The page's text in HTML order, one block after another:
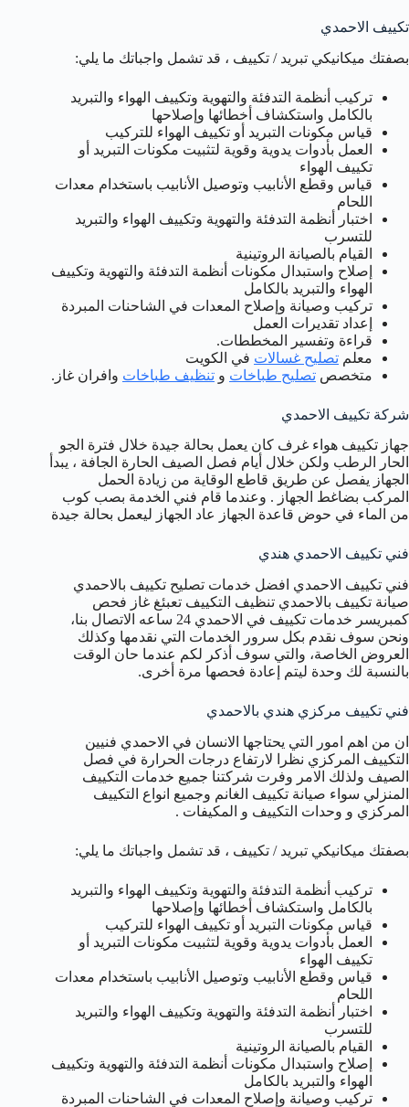
تكييف الاحمدي
بصفتك ميكانيكي تبريد / تكييف ، قد تشمل واجباتك ما يلي:
تركيب أنظمة التدفئة والتهوية وتكييف الهواء والتبريد
بالكامل واستكشاف أخطائها وإصلاحها
قياس مكونات التبريد أو تكييف الهواء للتركيب
العمل بأدوات يدوية وقوية لتثبيت مكونات التبريد أو
تكييف الهواء
قياس وقطع الأنابيب وتوصيل الأنابيب باستخدام معدات
اللحام
اختبار أنظمة التدفئة والتهوية وتكييف الهواء والتبريد
للتسرب
القيام بالصيانة الروتينية
إصلاح واستبدال مكونات أنظمة التدفئة والتهوية وتكييف
الهواء والتبريد بالكامل
تركيب وصيانة وإصلاح المعدات في الشاحنات المبردة
إعداد تقديرات العمل
قراءة وتفسير المخططات.
معلم تصليح غسالات في الكويت
متخصص تصليح طباخات و تنظيف طباخات وافران غاز.
شركة تكييف الاحمدي
جهاز تكييف هواء غرف كان يعمل بحالة جيدة خلال فترة الجو
الحار الرطب ولكن خلال أيام فصل الصيف الحارة الجافة ، يبدأ
الجهاز يفصل عن طريق قاطع الوقاية من زيادة الحمل
المركب بضاغط الجهاز . وعندما قام فني الخدمة بصب كوب
من الماء في حوض قاعدة الجهاز عاد الجهاز ليعمل بحالة جيدة
فني تكييف الاحمدي هندي
فني تكييف الاحمدي افضل خدمات تصليح تكييف بالاحمدي
صيانة تكييف بالاحمدي تنظيف التكييف تعبئغ غاز فحص
كمبريسر خدمات تكييف في الاحمدي 24 ساعه الاتصال بنا،
ونحن سوف نقدم بكل سرور الخدمات التي نقدمها وكذلك
العروض الخاصة، والتي سوف أذكر لكم عندما حان الوقت
بالنسبة لك وحدة ليتم إعادة فحصها مرة أخرى.
فني تكييف مركزي هندي بالاحمدي
ان من اهم امور التي يحتاجها الانسان في الاحمدي فنيين
التكييف المركزي نظرا لارتفاع درجات الحرارة في فصل
الصيف ولذلك الامر وفرت شركتنا جميع خدمات التكييف
المنزلي سواء صيانة تكييف الغانم وجميع انواع التكييف
المركزي و وحدات التكييف و المكيفات .
بصفتك ميكانيكي تبريد / تكييف ، قد تشمل واجباتك ما يلي:
تركيب أنظمة التدفئة والتهوية وتكييف الهواء والتبريد
بالكامل واستكشاف أخطائها وإصلاحها
قياس مكونات التبريد أو تكييف الهواء للتركيب
العمل بأدوات يدوية وقوية لتثبيت مكونات التبريد أو
تكييف الهواء
قياس وقطع الأنابيب وتوصيل الأنابيب باستخدام معدات
اللحام
اختبار أنظمة التدفئة والتهوية وتكييف الهواء والتبريد
للتسرب
القيام بالصيانة الروتينية
إصلاح واستبدال مكونات أنظمة التدفئة والتهوية وتكييف
الهواء والتبريد بالكامل
تركيب وصيانة وإصلاح المعدات في الشاحنات المبردة